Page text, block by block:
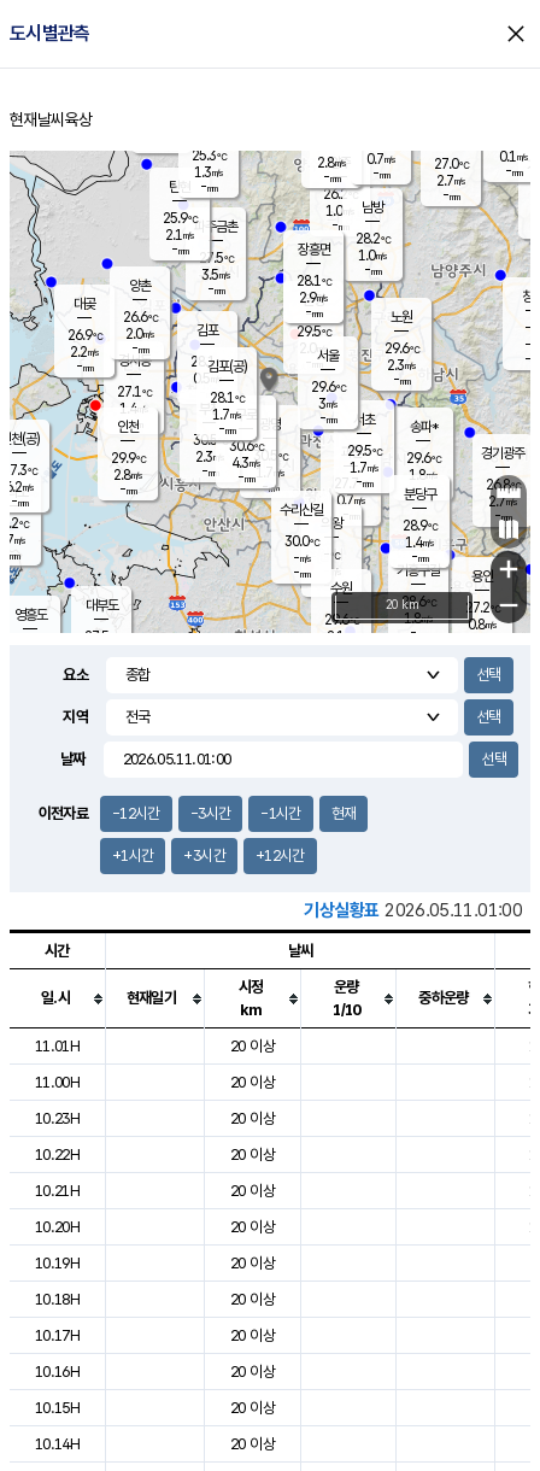
도시별관측 close
홈
현재날씨 육상
의도
℃
m/s
mm
영흥도
양주
26.2℃
1.0
-mm
과천
27.7℃
0.7m/s
- mm
용인
27.2℃
0.8m/s
경기광주
26.8℃
2.7m/s
-mm
1.7m/s
대부도
27.5
경서동
27.1℃
1.4 m/s
-mm
파주금촌
27.5℃
3.5m/s
-mm
27.0℃
2.7m/s
-mm
대곶
26.9℃
2.2m/s
-mm
창
-
-m/
-
탄현
25.9℃
2.1 m/s
-mm
0.1 m/s
-mm
의왕
- ℃
m/s
mm
김포
28.1℃
0.5 m/s
mm
광명
30.5 ℃
1.7 m/s
-mm
부천
30.5℃
2.3m/s
-mm
양촌
26.6℃
2.0m/s
-mm
구로
30.6℃
4.3m/s
-mm
은평
29.5℃
2.0 m/s
- mm
노원
29.6℃
2.3m/s
-mm
송파*
29.6℃
1.8m/s
-mm
서초
29.5℃
1.7m/s
-mm
남방
28.2℃
1.0m/s
-mm
기흥구갈
28.6℃
1.8m/s
-
수리산길
30.0℃
-m/s
-mm
분당구
28.9℃
1.4m/s
-mm
장흥면
28.1℃
2.9m/s
-mm
2.8m/s
-mm
인천(공)
27.3℃
6.2m/s
-mm
김포(공)
28.1℃
1.7m/s
-mm
수원
29.6℃
2.1 m/s
인천
29.9℃
2.8m/s
-mm
서울
29.6℃
3m/s
-mm
25.3℃
1.3m/s
-mm
0.7m/s
-mm
+
−
20 km
요소
지역
날짜
이전자료 -12시간 -3시간 -1시간 현재
+1시간 +3시간 +12시간
기상실황표 2026.05.11.01:00
도시별 기상실황표로 지점, 날씨, 기온, 강수, 바람, 기압등을 안내한 표입
시간 날씨
일.시 현재일기
시정
km
운량
1/10
중하운량
11.01H
20 이상
11.00H
20 이상
10.23H
20 이상
10.22H
20 이상
10.21H
20 이상
10.20H
20 이상
10.19H
20 이상
10.18H
20 이상
10.17H
20 이상
10.16H
20 이상
10.15H
20 이상
10.14H
20 이상